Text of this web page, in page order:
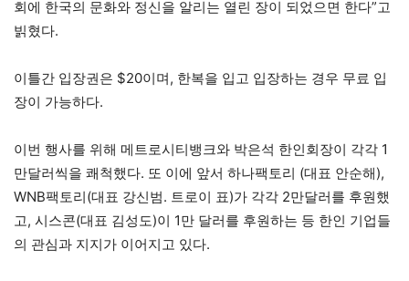
회에 한국의 문화와 정신을 알리는 열린 장이 되었으면 한다”고
빍혔다.
이틀간 입장권은 $20이며, 한복을 입고 입장하는 경우 무료 입
장이 가능하다.
이번 행사를 위해 메트로시티뱅크와 박은석 한인회장이 각각 1
만달러씩을 쾌척했다. 또 이에 앞서 하나팩토리 (대표 안순해),
WNB팩토리(대표 강신범. 트로이 표)가 각각 2만달러를 후원했
고, 시스콘(대표 김성도)이 1만 달러를 후원하는 등 한인 기업들
의 관심과 지지가 이어지고 있다.